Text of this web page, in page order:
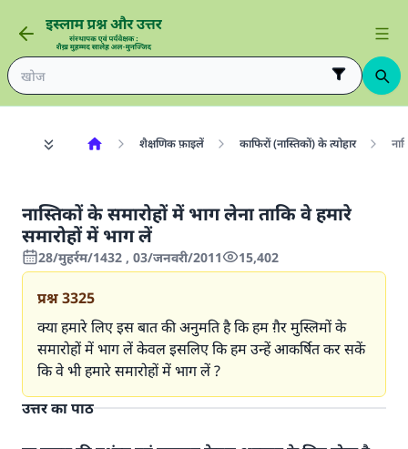
शैक्षणिक फ़ाइलें काफिरों (नास्तिकों) के त्योहार
नास्तिकों के समारोहों में भाग लेना ताकि वे हमारे
समारोहों में भाग लें
28/मुहर्रम/1432 , 03/जनवरी/2011 15,402
प्रश्न3325
क्या हमारे लिए इस बात की अनुमति है कि हम ग़ैर मुस्लिमों के
समारोहों में भाग लें केवल इसलिए कि हम उन्हें आकर्षित कर सकें
कि वे भी हमारे समारोहों में भाग लें ?
उत्तर का पाठ